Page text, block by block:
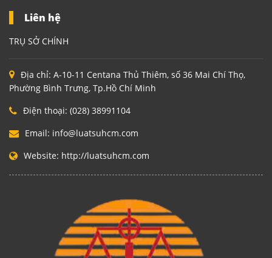
Liên hệ
TRỤ SỞ CHÍNH
Địa chỉ: A-10-11 Centana Thủ Thiêm, số 36 Mai Chí Thọ,
Phường Bình Trưng, Tp.Hồ Chí Minh
Điện thoại: (028) 38991104
Email: info@luatsuhcm.com
Website: http://luatsuhcm.com